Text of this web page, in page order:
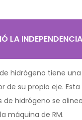
LA
hidrógeno tiene
de su propio eje.
hidrógeno se
máquina de RM.